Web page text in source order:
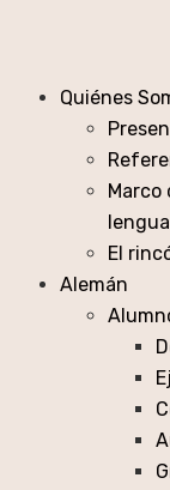
Quiénes
Marco
El
Alemán